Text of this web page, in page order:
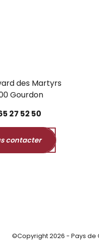
des Martyrs
Gourdon
27 52 50
contacter
©Copyright 2026 - Pays de